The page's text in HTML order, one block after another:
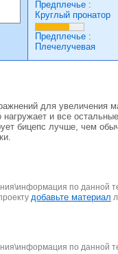
Предплечье :
Круглый пронатор
Предплечье :
Плечелучевая
для увеличения
нагружает и все
бицепс лучше, чем
по данной
добавьте материал
по данной